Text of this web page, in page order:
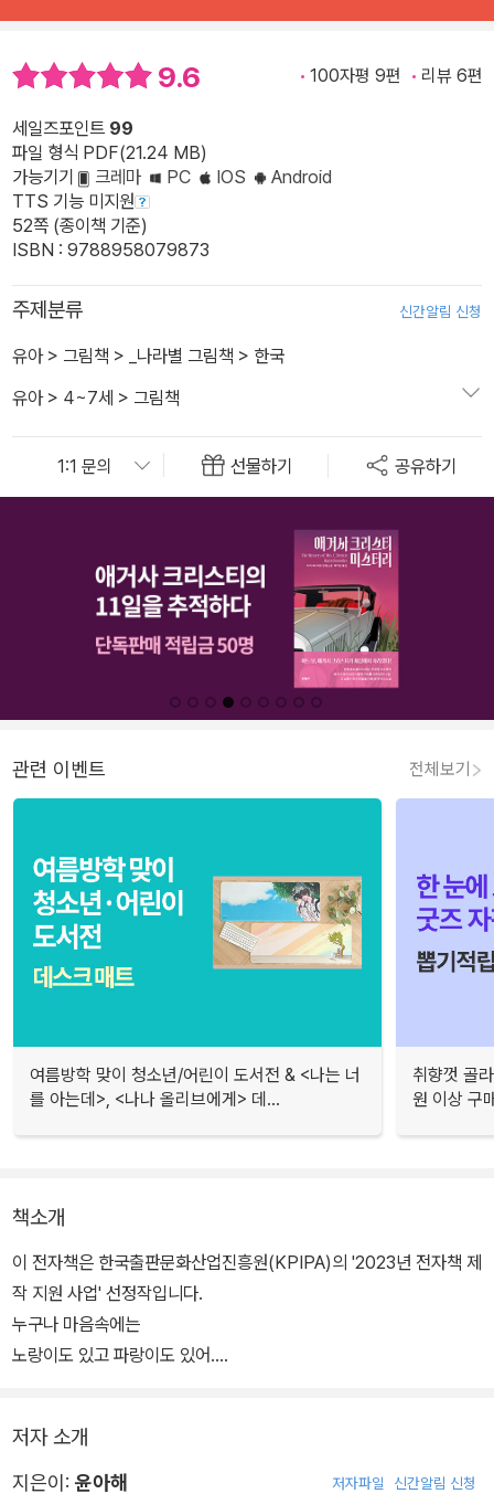
9.6 100자평 9편 리뷰 6편
세일즈포인트 99
파일 형식 PDF(21.24 MB)
가능기기
크레마 PC IOS
Android
TTS 기능 미지원
52쪽 (종이책 기준)
ISBN : 9788958079873
주제분류 신간알림 신청
유아> 그림책 > _나라별 그림책 > 한국
유아> 4~7세 > 그림책
선물하기 공유하기
관련 이벤트 전체보기
여름방학 맞이 청소년/어린이 도서전 & <나는 너
를 아는데>, <나나 올리브에게> 데...
취향껏 골
원 이상 구
책소개
이 전자책은 한국출판문화산업진흥원(KPIPA)의 '2023년 전자책 제
작 지원 사업' 선정작입니다.
누구나 마음속에는
노랑이도 있고 파랑이도 있어.
어떤 마음을 선택하고 싶니?
저자 소개
지은이: 윤아해 저자파일 신간알림 신청